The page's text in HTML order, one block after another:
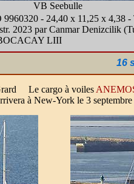
VB Seebulle
9960320 - 24,40 x 11,25 x 4,38
2023 par Canmar Denizcilik
LIII
16
Le cargo à voiles
à New-York le 3